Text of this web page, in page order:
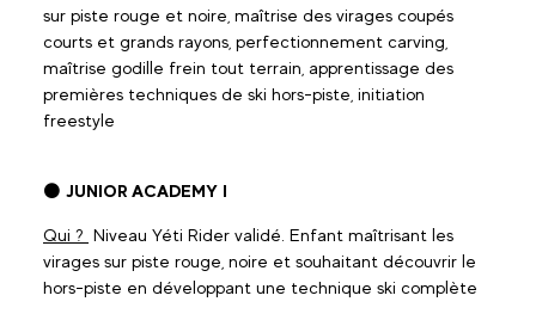
sur piste rouge et noire, maîtrise des virages coupés
courts et grands rayons, perfectionnement carving,
maîtrise godille frein tout terrain, apprentissage des
premières techniques de ski hors-piste, initiation
freestyle
⚫ JUNIOR ACADEMY I
Qui ? Niveau Yéti Rider validé. Enfant maîtrisant les
virages sur piste rouge, noire et souhaitant découvrir le
hors-piste en développant une technique ski complète